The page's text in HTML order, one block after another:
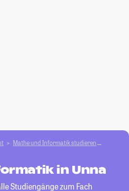
Mathe und Informatik studieren
in Unna
Studiengänge zum Fach